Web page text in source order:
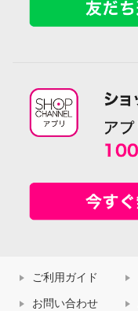
ご利用ガイド
お問い合わせ